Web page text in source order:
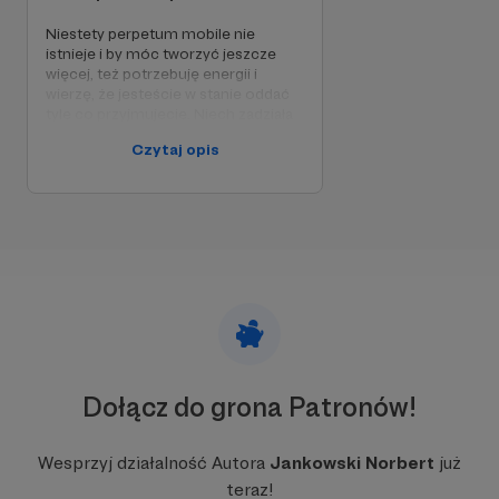
W tym miejscu powinna być zewnętrzna
treść
Aby zobaczyć treść musisz zmienić ustawienia
Niestety perpetum mobile nie
istnieje i by móc tworzyć jeszcze
więcej, też potrzebuję energii i
w miesiącu :)Czytaj opis
Dołącz do grona Patronów!
Wesprzyj działalność Autora Jankowski Norbert już
teraz!